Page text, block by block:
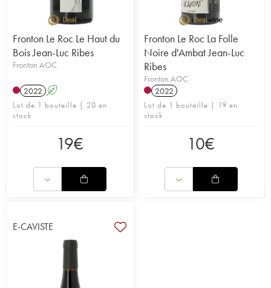
Fronton Le Roc Le Haut du
Bois Jean-Luc Ribes
Fronton AOC
2022 A
Lot de 1 bouteille | 20 en
stock
19€
Fronton Le Roc La Folle
Noire d'Ambat Jean-Luc
Ribes
Fronton AOC
2022
Lot de 1 bouteille | 19 en
stock
10€
E-CAVISTE